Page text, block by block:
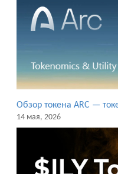
Обзор токена ARC —
14 мая, 2026